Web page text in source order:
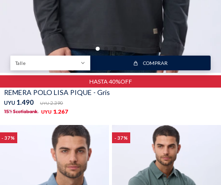
Talle COMPRAR
HASTA 40%OFF
REMERA POLO LISA PIQUE - Gris
UYU 1.490 UYU 2.390
UYU 1.267
37 37